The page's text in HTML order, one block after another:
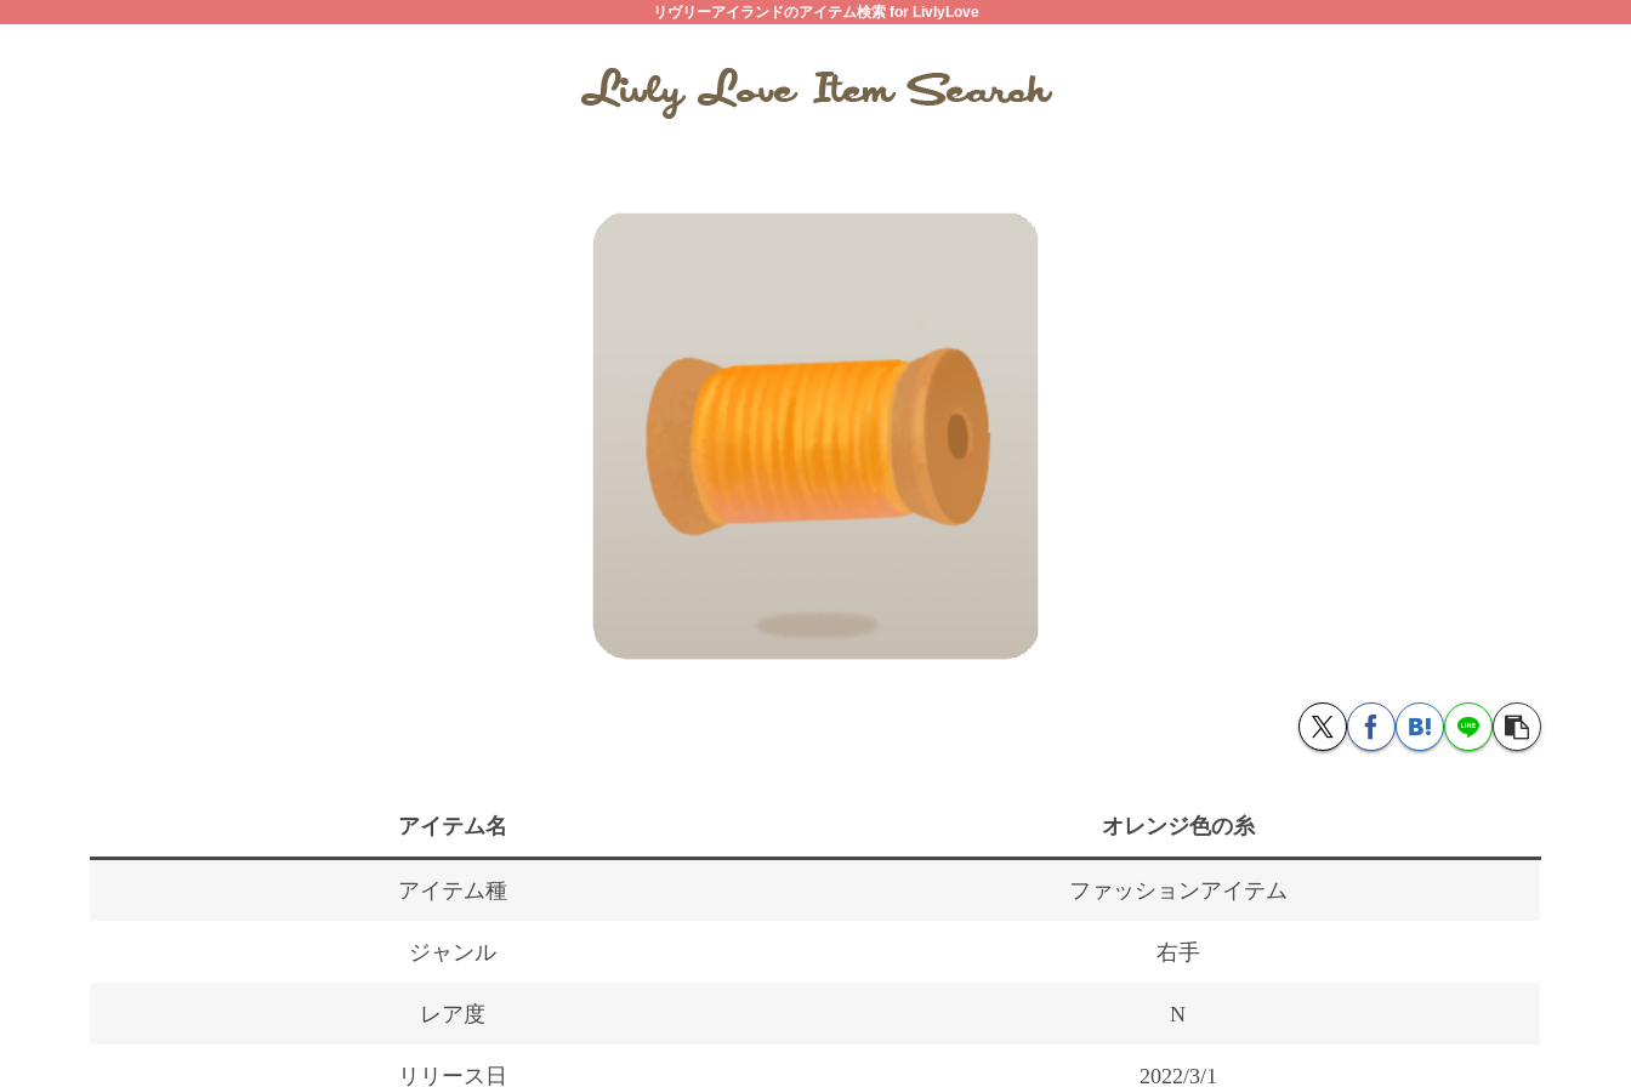
リヴリーアイランドのアイテム検索 for LivlyLove
アイテム名 オレンジ色の糸
アイテム種 ファッションアイテム
ジャンル 右手
レア度 N
リリース日 2022/3/1